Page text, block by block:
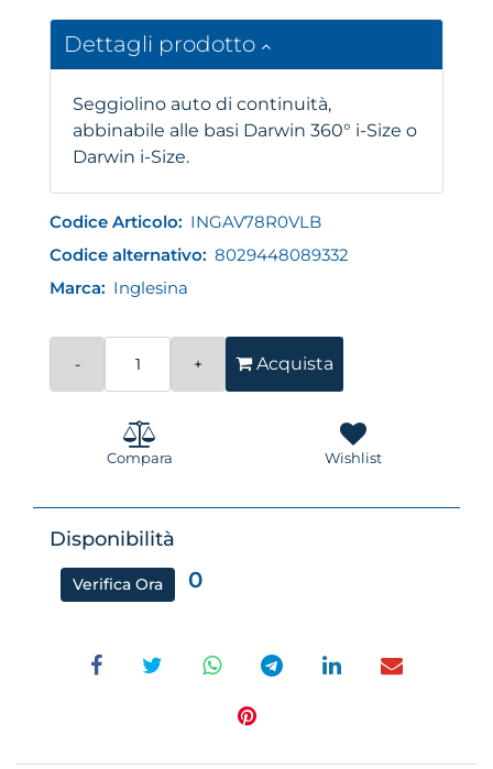
Dettagli prodotto
Seggiolino auto di continuità,
abbinabile alle basi Darwin 360° i-Size o
Darwin i-Size.
Codice Articolo: INGAV78R0VLB
Codice alternativo: 8029448089332
Marca: Inglesina
Acquista
Compara Wishlist
Disponibilità
Verifica Ora 0